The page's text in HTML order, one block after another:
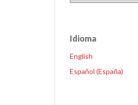
Idioma
English
Español (España)